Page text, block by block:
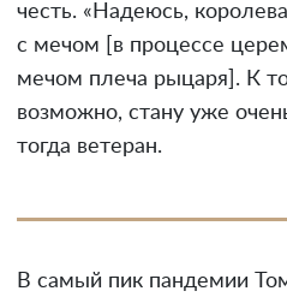
честь. «Надеюсь,
с мечом [в процессе
мечом плеча рыцаря]. К
возможно, стану уже
тогда ветеран.
В самый пик пандемии